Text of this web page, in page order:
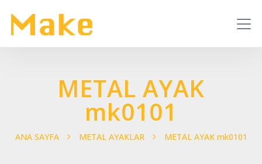
METAL AYAK
mk0101
ANA SAYFA METAL AYAKLAR METAL AYAK mk0101